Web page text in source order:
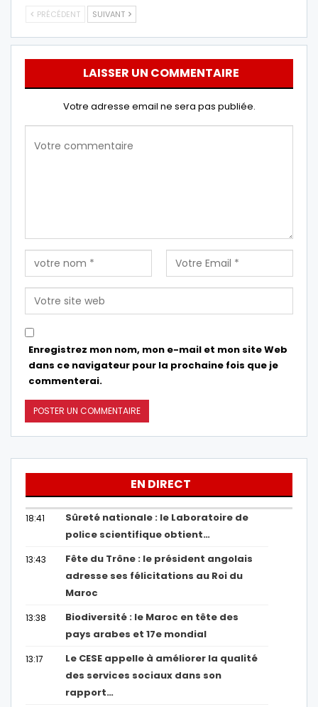
PRÉCÉDENT SUIVANT
LAISSER UN COMMENTAIRE
Votre adresse email ne sera pas publiée.
Enregistrez mon nom, mon e-mail et mon site Web
dans ce navigateur pour la prochaine fois que je
commenterai.
EN DIRECT
18:41
Sûreté nationale : le Laboratoire de
police scientifique obtient…
13:43
Fête du Trône : le président angolais
adresse ses félicitations au Roi du
Maroc
13:38
Biodiversité : le Maroc en tête des
pays arabes et 17e mondial
13:17
Le CESE appelle à améliorer la qualité
des services sociaux dans son
rapport…